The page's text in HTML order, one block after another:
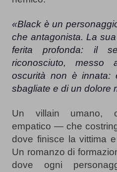
«Black è un
che antagonista. La
ferita profonda: il
riconosciuto,
oscurità non è innata:
sbagliate e di un dolore
Un villain umano,
empatico — che
dove finisce la vittima
Un romanzo di
dove ogni